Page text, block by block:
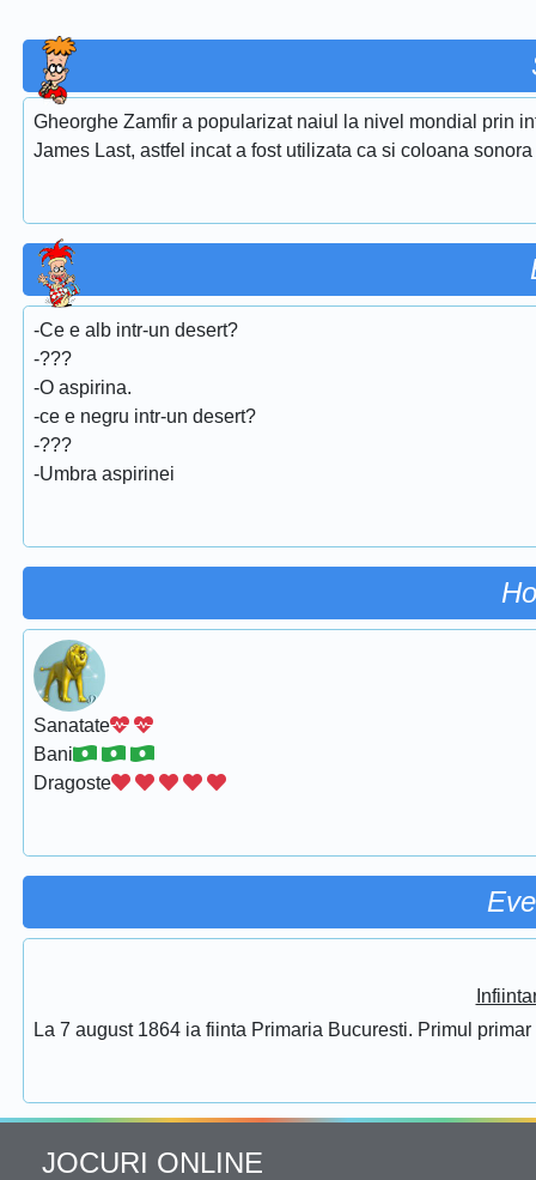
Gheorghe Zamfir a popularizat naiul la nivel mondial prin
James Last, astfel incat a fost utilizata ca si coloana
-Ce e alb intr-un desert?
-???
-O aspirina.
-ce e negru intr-un desert?
-???
-Umbra aspirinei
Sanatate
Bani
Dragoste
La 7 august 1864 ia fiinta Primaria Bucuresti. Primul
JOCURI ONLINE